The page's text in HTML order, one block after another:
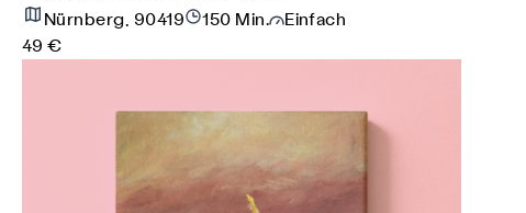
Nürnberg, 90419
150 Min.
Einfach
49 €